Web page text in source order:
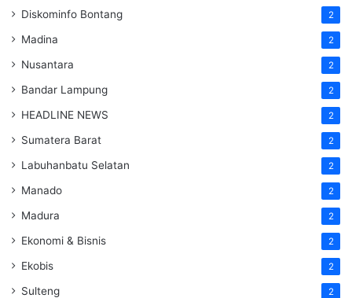
Diskominfo Bontang 2
Madina 2
Nusantara 2
Bandar Lampung 2
HEADLINE NEWS 2
Sumatera Barat 2
Labuhanbatu Selatan 2
Manado 2
Madura 2
Ekonomi & Bisnis 2
Ekobis 2
Sulteng 2